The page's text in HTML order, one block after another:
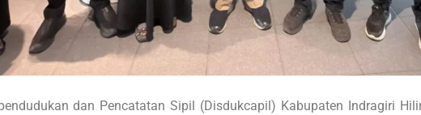
dan Pencatatan Sipil (Disdukcapil) Kabupaten Indragiri